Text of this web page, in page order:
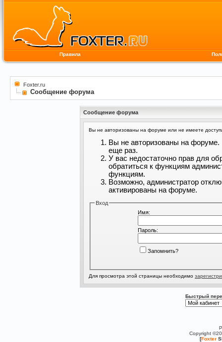
Правила
Foxter.ru
Сообщение форума
Сообщение форума
Вы не авторизованы на форуме или не имеете
Вы не авторизованы на форуме.
еще раз.
У вас недостаточно прав для
обратиться к функциям
функциям.
Возможно, администратор
активированы на форуме.
Вход
Имя:
Пароль:
Запомнить?
Для просмотра этой страницы необходимо
Быстрый
Copyright
[Foxter